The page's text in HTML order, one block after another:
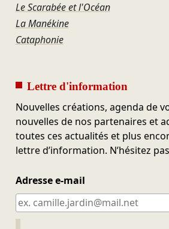
Le Scarabée et l'Océan
La Manékine
Cataphonie
Lettre d'information
Nouvelles créations, agenda de
nouvelles de nos partenaires et
toutes ces actualités et plus
lettre d’information. N’hésitez
Adresse e-mail